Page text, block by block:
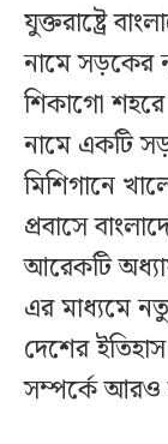
যুক্তরাষ্ট্রে
নামে
শিকাগো শহরে
নামে একটি
মিশিগানে
প্রবাসে
আরেকটি
এর মাধ্যমে
দেশের
সম্পর্কে আরও